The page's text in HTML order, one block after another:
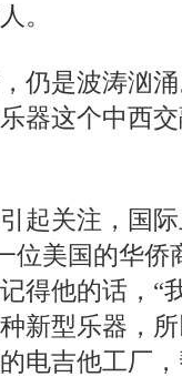
。
仍是波涛汹
器这个中西
起关注，国
位美国的华
得他的话，“
新型乐器，
电吉他工厂